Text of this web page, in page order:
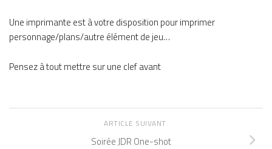
Une imprimante est à votre disposition pour imprimer
personnage/plans/autre élément de jeu…
Pensez à tout mettre sur une clef avant
ARTICLE SUIVANT
Soirée JDR One-shot